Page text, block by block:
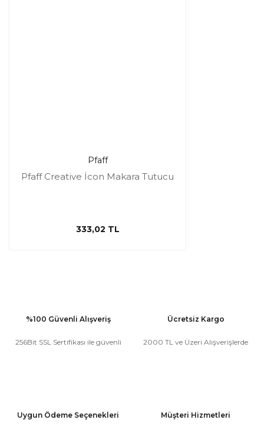
Pfaff
Pfaff Creative İcon Makara Tutucu
333,02 TL
%100 Güvenli Alışveriş
256Bit SSL Sertifikası ile güvenli
Ücretsiz Kargo
2000 TL ve Üzeri Alışverişlerde
Uygun Ödeme Seçenekleri Müşteri Hizmetleri